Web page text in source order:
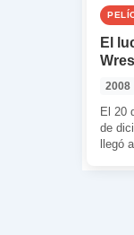
El
2008
El 20
de
llegó